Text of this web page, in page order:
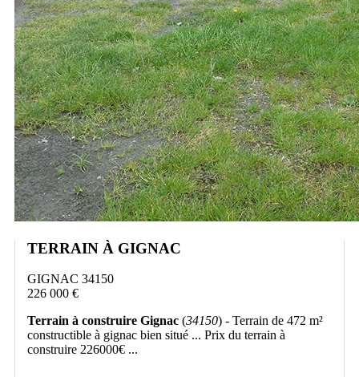
TERRAIN À GIGNAC
GIGNAC 34150
226 000 €
Terrain à construire Gignac (34150) - Terrain de 472 m²
constructible à gignac bien situé ... Prix du terrain à
construire 226000€ ...